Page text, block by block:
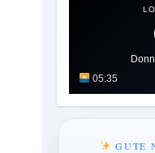
05:35
GUTE